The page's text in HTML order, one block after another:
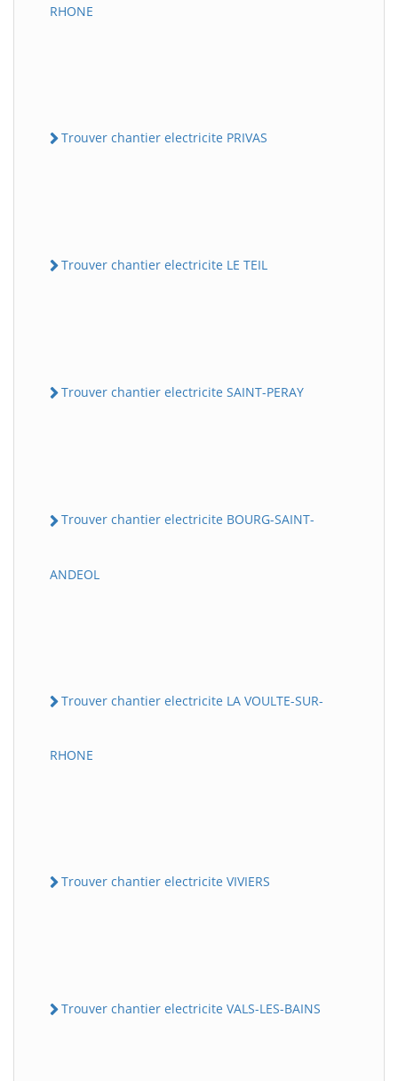
RHONE
Trouver chantier electricite PRIVAS
Trouver chantier electricite LE TEIL
Trouver chantier electricite SAINT-PERAY
Trouver chantier electricite BOURG-SAINT-
ANDEOL
Trouver chantier electricite LA VOULTE-SUR-
RHONE
Trouver chantier electricite VIVIERS
Trouver chantier electricite VALS-LES-BAINS